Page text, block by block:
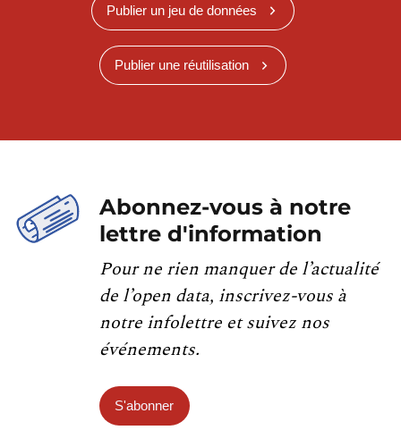
Publier un jeu de données
Publier une réutilisation
Abonnez-vous à notre
lettre d'information
Pour ne rien manquer de l’actualité
de l’open data, inscrivez-vous à
notre infolettre et suivez nos
événements.
S'abonner